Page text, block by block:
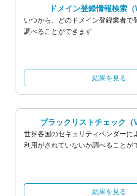
ドメイン登録情報検索
いつから、どのドメイン登録業者で
調べることができます
結果を見る
ブラックリストチェック
世界各国のセキュリティベンダーに
利用がされていないか調べることが
結果を見る